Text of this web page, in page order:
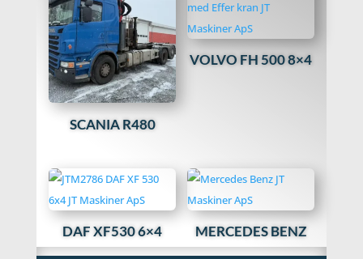
SCANIA R480
VOLVO FH 500 8×4
DAF XF530 6×4 MERCEDES BENZ